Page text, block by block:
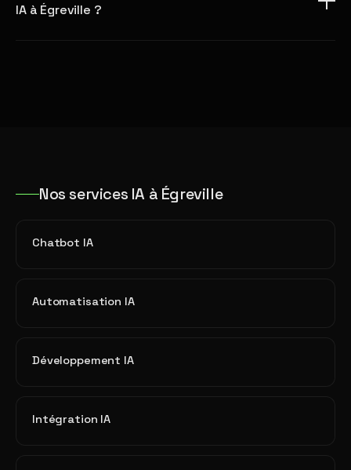
IA à Égreville ?
Nos services IA à Égreville
Chatbot IA
Automatisation IA
Développement IA
Intégration IA